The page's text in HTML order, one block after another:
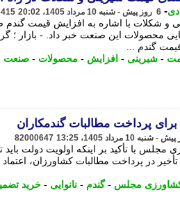
- 6 روز پیش - شنبه 10 مرداد 1405، 20:02
نهایی محصولات این صنعت خبر داد. - بازار
گندم ...
- شیرینی - افزایش - محصولات - صنعت
82000647
با تأکید بر اینکه اولویت دولت باید
در پرداخت مطالبات کشاورزان،
مجلس -گندم - نانوایی - خرید